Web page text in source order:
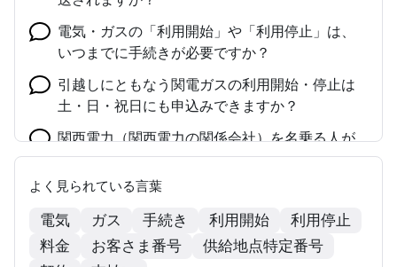
電気・ガスの「利用開始」や「利用停止」は、
いつまでに手続きが必要ですか？
引越しにともなう関電ガスの利用開始・停止は
土・日・祝日にも申込みできますか？
関西電力（関西電力の関係会社）を名乗る人が
来て、月々の電気料金を聞かれました。本当に
関西電力の社員ですか？
よく見られている言葉
電気 ガス 手続き 利用開始
利用停止
料金
お客さま番号
供給地点特定番号